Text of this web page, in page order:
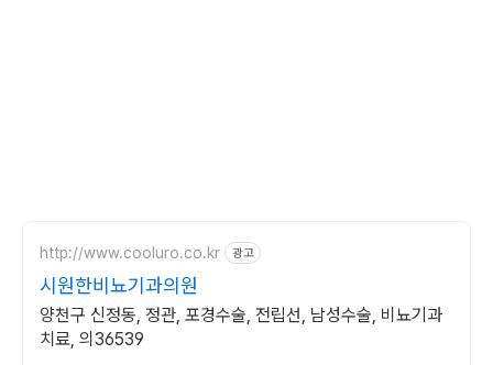
http://www.cooluro.co.kr 광고
시원한비뇨기과의원
양천구 신정동, 정관, 포경수술, 전립선, 남성수술, 비뇨기과
치료, 의36539